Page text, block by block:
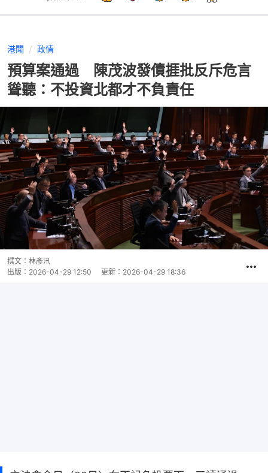
港聞 政情
預算案通過 陳茂波發債捱批反斥危言
聳聽：不投資北都才不負責任
撰文： 林彥汛
出版： 2026-04-29 12:50 更新： 2026-04-29 18:36